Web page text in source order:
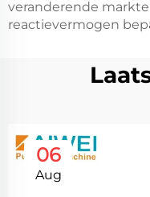
veranderende
reactievermogen
06
Aug